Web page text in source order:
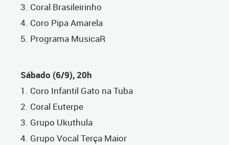
3. Coral Brasileirinho
4. Coro Pipa Amarela
5. Programa MusicaR
Sábado (6/9), 20h
1. Coro Infantil Gato na Tuba
2. Coral Euterpe
3. Grupo Ukuthula
4. Grupo Vocal Terça Maior